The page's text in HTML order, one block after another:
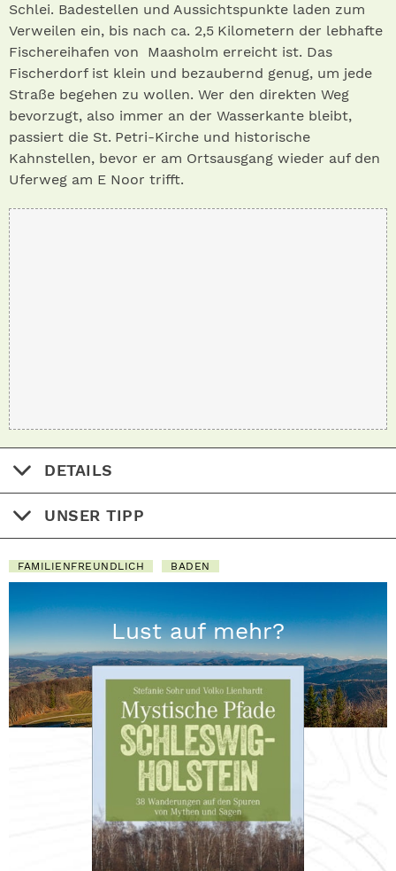
Schlei. Badestellen und Aussichtspunkte laden zum
Verweilen ein, bis nach ca. 2,5 Kilometern der lebhafte
Fischereihafen von Maasholm erreicht ist. Das
Fischerdorf ist klein und bezaubernd genug, um jede
Straße begehen zu wollen. Wer den direkten Weg
bevorzugt, also immer an der Wasserkante bleibt,
passiert die St. Petri-Kirche und historische
Kahnstellen, bevor er am Ortsausgang wieder auf den
Uferweg am E Noor trifft.
DETAILS
UNSER TIPP
FAMILIENFREUNDLICH BADEN
Lust auf mehr?